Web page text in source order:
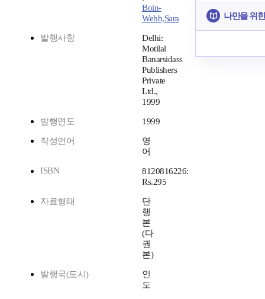
Boin-
Webb,Sara
발행사항
Delhi:
Motilal
Banarsidass
Publishers
Private
Ltd.,
1999
발행연도 1999
작성언어
영
어
ISBN
8120816226:
Rs.295
자료형태
단
행
본
(다
권
본)
발행국(도시)
인
도
나만을 위